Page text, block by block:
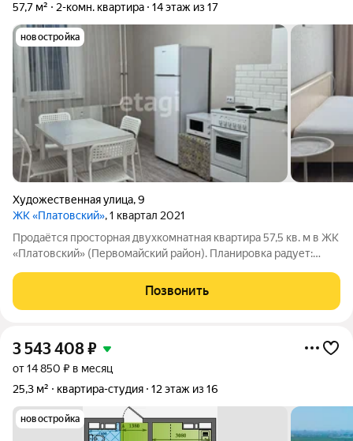
57,7 м² 2-комн. квартира 14 этаж из 17
новостройка
Художественная улица,9
ЖК «Платовский», 1 квартал 2021
Продаётся просторная двухкомнатная квартира 57,5 кв. м в ЖК
«Платовский» (Первомайский район). Планировка радует:
раздельный санузел и застеклённая лоджия. Дом оснащён
видеонаблюдением снаружи
Позвонить
3 543 408₽
от 14 850 ₽ в месяц
25,3 м²
квартира-студия 12 этаж из 16
новостройка